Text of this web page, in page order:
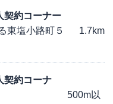
契約コーナー
東塩小路町５
1.7km
契約コーナ
500m以